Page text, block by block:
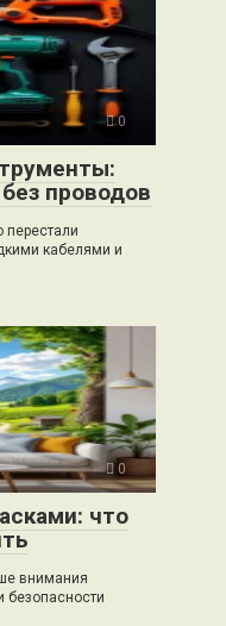
0
проводов
перестали
кабелями и
0
что
внимания
безопасности